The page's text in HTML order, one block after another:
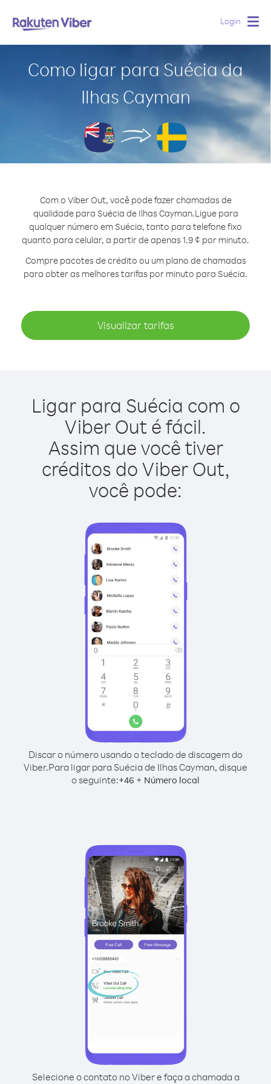
Login
Como ligar para Suécia da
Ilhas Cayman
Com o Viber Out, você pode fazer chamadas de
qualidade para Suécia de Ilhas Cayman.Ligue para
qualquer número em Suécia, tanto para telefone fixo
quanto para celular, a partir de apenas 1.9 ¢ por minuto.
Compre pacotes de crédito ou um plano de chamadas
para obter as melhores tarifas por minuto para Suécia.
Visualizar tarifas
Ligar para Suécia com o
Viber Out é fácil.
Assim que você tiver
créditos do Viber Out,
você pode:
Discar o número usando o teclado de discagem do
Viber.Para ligar para Suécia de Ilhas Cayman, disque
o seguinte:+46 + Número local
Selecione o contato no Viber e faça a chamada a